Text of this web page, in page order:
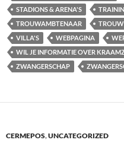
STADIONS & ARENA'S
TROUWAMBTENAAR
VILLA'S
WEBPAGINA
WIL JE INFORMATIE OVER
ZWANGERSCHAP
CERMEPOS,UNCATEGORIZED